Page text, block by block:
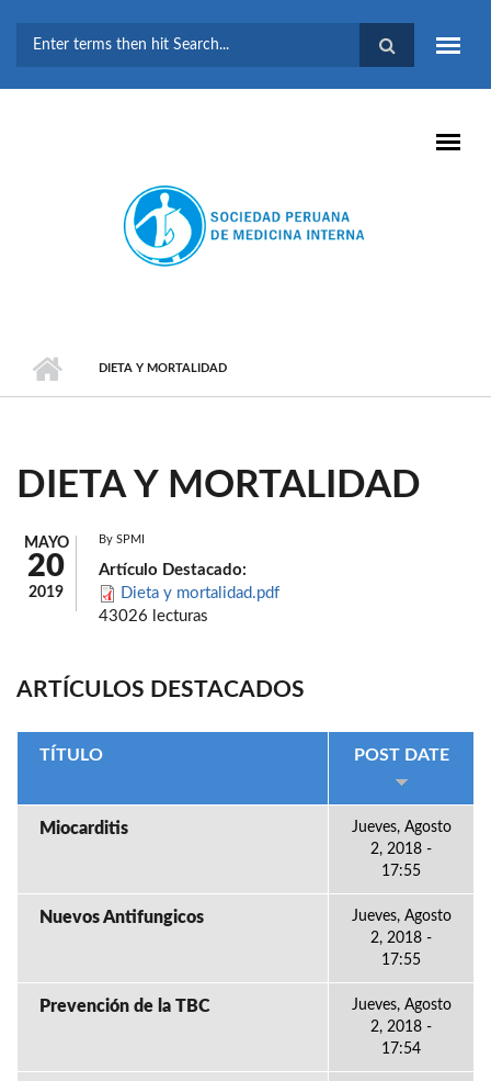
BÚSQUEDA
DIETA Y MORTALIDAD
DIETA Y MORTALIDAD
MAYO
20
2019
By SPMI
Artículo Destacado:
Dieta y mortalidad.pdf
43026 lecturas
ARTÍCULOS DESTACADOS
TÍTULO POST DATE
Miocarditis
Jueves, Agosto
2, 2018 -
17:55
Nuevos Antifungicos
Jueves, Agosto
2, 2018 -
17:55
Prevención de la TBC
Jueves, Agosto
2, 2018 -
17:54